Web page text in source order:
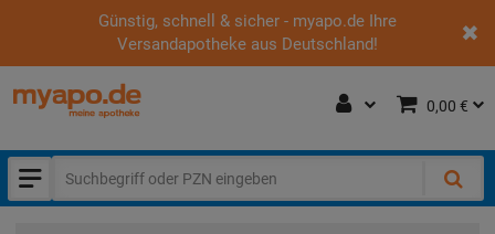
Günstig, schnell & sicher - myapo.de Ihre
Versandapotheke aus Deutschland!
0,00 €